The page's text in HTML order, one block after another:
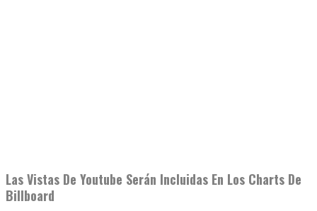
Las Vistas De Youtube Serán Incluidas En Los Charts De
Billboard